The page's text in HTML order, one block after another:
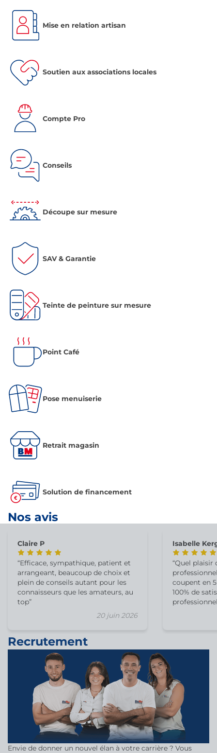
Mise en relation artisan
Soutien aux associations locales
Compte Pro
Conseils
Découpe sur mesure
SAV & Garantie
Teinte de peinture sur mesure
Point Café
Pose menuiserie
Retrait magasin
Solution de financement
Nos avis
Claire P
20 juin 2026
Efficace, sympathique, patient et
arrangeant, beaucoup de choix et
plein de conseils autant pour les
connaisseurs que les amateurs, au
top
Isabelle
Quel plaisir
coupent en
100% de
Recrutement
Envie de donner un nouvel élan à votre carrière ? Vous